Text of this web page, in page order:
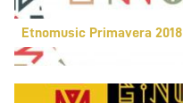
Etnomusic Primavera 2018